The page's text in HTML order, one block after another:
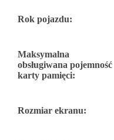
Rok pojazdu:
Maksymalna
obsługiwana pojemność
karty pamięci:
Rozmiar ekranu: